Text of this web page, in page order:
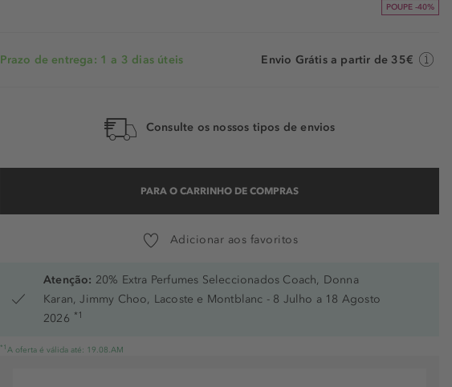
POUPE -40%
Prazo de entrega: 1 a 3 dias úteis Envio Grátis a partir de 35€
Consulte os nossos tipos de envios
PARA O CARRINHO DE COMPRAS
Adicionar aos favoritos
Atenção: 20% Extra Perfumes Seleccionados Coach, Donna
Karan, Jimmy Choo, Lacoste e Montblanc - 8 Julho a 18 Agosto
2026 *1
*1 A oferta é válida até: 19.08.AM